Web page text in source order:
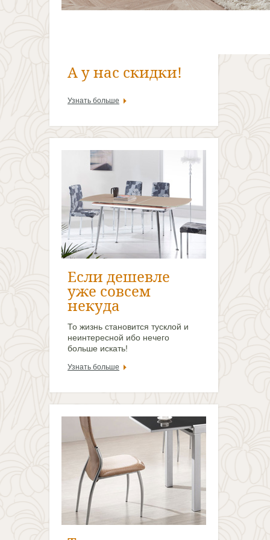
А у нас скидки!
Узнать больше
Если дешевле
уже совсем
некуда
То жизнь становится тусклой и
неинтересной ибо нечего
больше искать!
Узнать больше